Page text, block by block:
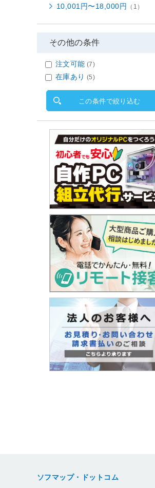
10,001円〜18,000円 （1）
その他の条件
注文可能 (7)
在庫あり (5)
この条件で絞り込む
ソフマップ・ドットコム